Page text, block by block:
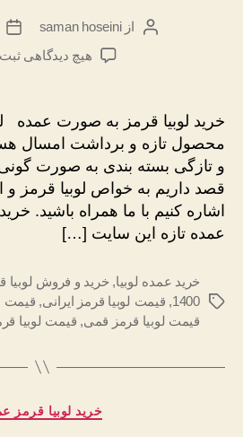
نویسندهٔ
ازsaman hoseini
هیچ دیدگاهیبرای
قرمز
تازه
خرید لوبیا قرمز به صورت عمده
محصول تازه و برداشت امسال
و تازگی بسته بندی به صورت گونی
قصد داریم به خواص لوبیا قرمز
اشاره کنیم با ما همراه باشید.
عمده تازه این سایت […]
برچسب‌ها
خرید عمده لوبیا, خرید و فروش لوبیا
1400
, قیمت لوبیا قرمز ایرانی, قیمت
قیمت لوبیا قرمز قمی, قیمت لوبیا
خرید لوبیا قرمز